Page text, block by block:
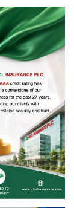
শীর্ষে এস
ফারইস্ট
শার্প
কৃষি গবেষণা
রিভিউ